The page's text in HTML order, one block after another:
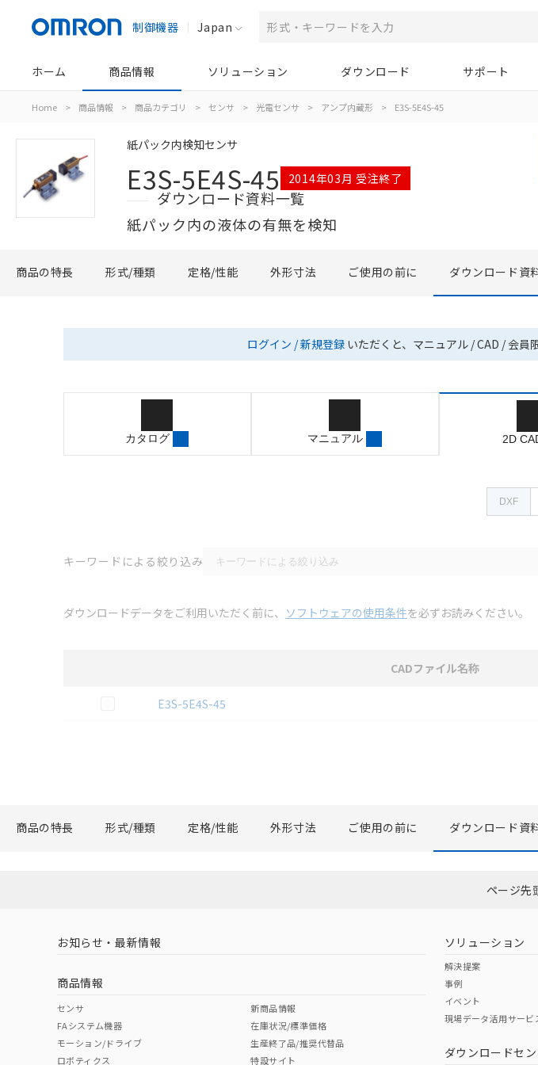
制御機器 Japan
ホーム 商品情報 ソリューション ダウンロード サポート
Home > 商品情報 > 商品カテゴリ > センサ > 光電センサ > アンプ内蔵形 > E3S-5E4S-45
紙パック内検知センサ
E3S-5E4S-45 2014年03月 受注終了
ダウンロード資料一覧
紙パック内の液体の有無を検知
商品の特長 形式/種類 定格/性能 外形寸法 ご使用の前に ダウンロード資
ログイン / 新規登録 いただくと、マニュアル / CAD / 会員
カタログ マニュアル 2D
DXF
キーワードによる絞り込み
ダウンロードデータをご利用いただく前に、 ソフトウェアの使用条件を必ずお読みください。
CADファイル名称
この資料を選択E3S-5E4S-45
0 選択したファイルを
商品の特長 形式/種類 定格/性能 外形寸法 ご使用の前に ダウンロード資
ページ先
お知らせ・最新情報
商品情報
センサ
FAシステム機器
モーション/ドライブ
ロボティクス
新商品情報
在庫状況/標準価格
生産終了品/推奨代替品
特設サイト
ソリューション
解決提案
事例
イベント
現場データ活用サービ
ダウンロードセ